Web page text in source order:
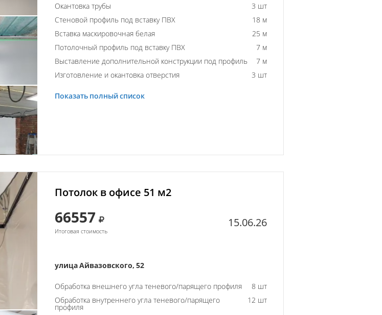
Окантовка трубы
3 шт
Стеновой профиль под вставку ПВХ
18 м
Вставка маскировочная белая
25 м
Потолочный профиль под вставку ПВХ
7 м
Выставление дополнительной конструкции под профиль
7 м
Изготовление и окантовка отверстия
3 шт
Показать полный список
Потолок в офисе 51 м2
66557
Итоговая стоимость
15.06.26
улица Айвазовского, 52
Обработка внешнего угла теневого/парящего профиля
8 шт
Обработка внутреннего угла теневого/парящего
профиля
12 шт